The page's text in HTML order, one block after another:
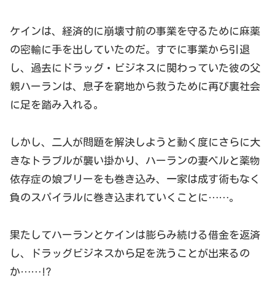
ケインは、経済的に崩壊寸前の事業を守るために麻薬
の密輸に手を出していたのだ。すでに事業から引退
し、過去にドラッグ・ビジネスに関わっていた彼の父
親ハーランは、息子を窮地から救うために再び裏社会
に足を踏み入れる。
しかし、二人が問題を解決しようと動く度にさらに大
きなトラブルが襲い掛かり、ハーランの妻ベルと薬物
依存症の娘ブリーをも巻き込み、一家は成す術もなく
負のスパイラルに巻き込まれていくことに……。
果たしてハーランとケインは膨らみ続ける借金を返済
し、ドラッグビジネスから足を洗うことが出来るの
か……!?